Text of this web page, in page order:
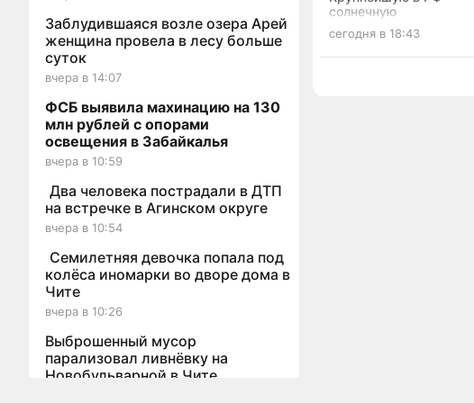
Заблудившаяся возле озера Арей
женщина провела в лесу больше
суток
вчера в 14:07
ФСБ выявила махинацию на 130
млн рублей с опорами
освещения в Забайкалья
вчера в 10:59
Два человека пострадали в ДТП
на встречке в Агинском округе
вчера в 10:54
Семилетняя девочка попала под
колёса иномарки во дворе дома в
Чите
вчера в 10:26
Выброшенный мусор
парализовал ливнёвку на
Новобульварной в Чите
солнечную
электростанцию
запустили в Забайкалье
сегодня в 18:43